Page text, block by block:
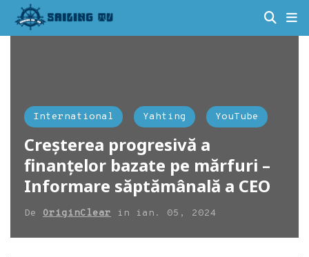
International Yahting YouTube
Creșterea progresivă a
finanțelor bazate pe mărfuri –
Informare săptămânală a CEO
De OriginClear in ian. 05, 2024